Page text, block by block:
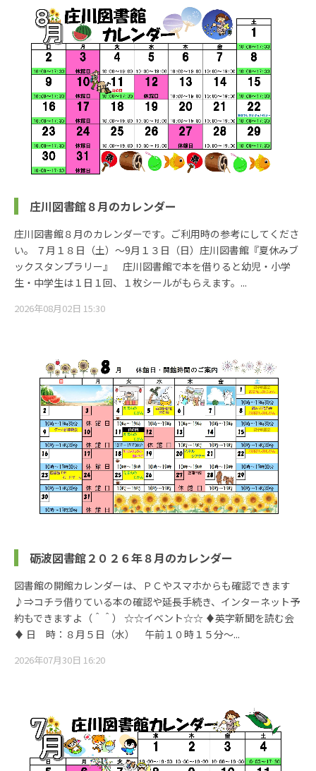
庄川図書館８月のカレンダー
庄川図書館８月のカレンダーです。ご利用時の参考にしてくださ
い。 ７月１８日（土）～9月１３日（日）庄川図書館『夏休みブ
ックスタンプラリー』 庄川図書館で本を借りると幼児・小学
生・中学生は１日１回、１枚シールがもらえます。...
2026年08月02日 15:30
砺波図書館２０２６年８月のカレンダー
図書館の開館カレンダーは、ＰＣやスマホからも確認できます
♪⇒コチラ借りている本の確認や延長手続き、インターネット予
約もできますよ（＾＾） ☆☆イベント☆☆ ♦英字新聞を読む会
♦ 日 時：８月５日（水） 午前１０時１５分～...
2026年07月30日 16:20